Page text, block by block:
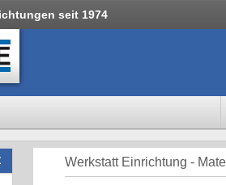
seit 1974
Werkstatt Einrichtung -